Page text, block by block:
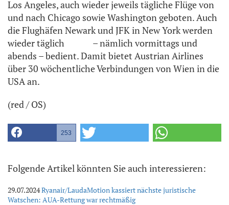
Los Angeles, auch wieder jeweils tägliche Flüge von
und nach Chicago sowie Washington geboten. Auch
die Flughäfen Newark und JFK in New York werden
wieder täglich – nämlich vormittags und
abends – bedient. Damit bietet Austrian Airlines
über 30 wöchentliche Verbindungen von Wien in die
USA an.
(red / OS)
253
Folgende Artikel könnten Sie auch interessieren:
29.07.2024Ryanair/LaudaMotion kassiert nächste juristische
Watschen: AUA-Rettung war rechtmäßig